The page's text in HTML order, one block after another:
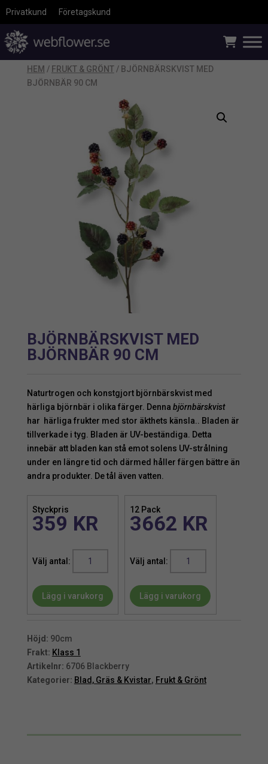
Privatkund Företagskund
HEM / FRUKT & GRÖNT/ BJÖRNBÄRSKVIST MED
BJÖRNBÄR 90 CM
BJÖRNBÄRSKVIST MED
BJÖRNBÄR 90 CM
Naturtrogen och konstgjort björnbärskvist med
härliga björnbär i olika färger. Denna björnbärskvist
har härliga frukter med stor äkthets känsla.. Bladen är
tillverkade i tyg. Bladen är UV-beständiga. Detta
innebär att bladen kan stå emot solens UV-strålning
under en längre tid och därmed håller färgen bättre än
andra produkter. De tål även vatten.
Styckpris
359 KR
Björnbärskvist
Björnbär
90
Lägg i varukorg
12 Pack
3662 KR
Björnbärskvist
Björnbär
90
Lägg i varukorg
Höjd: 90cm
Frakt: Klass 1
Artikelnr: 6706 Blackberry
Kategorier: Blad, Gräs & Kvistar, Frukt & Grönt